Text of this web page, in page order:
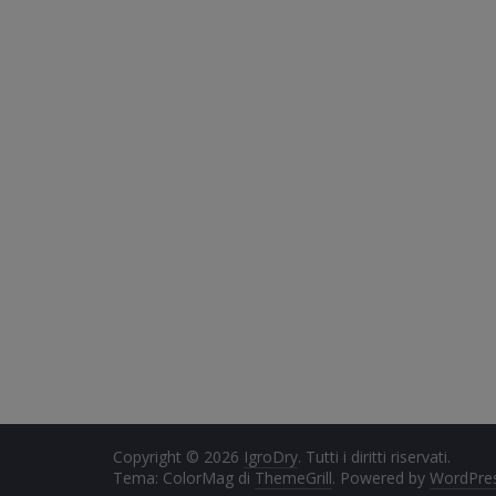
Copyright © 2026 IgroDry. Tutti i diritti riservati.
Tema: ColorMag di ThemeGrill. Powered by